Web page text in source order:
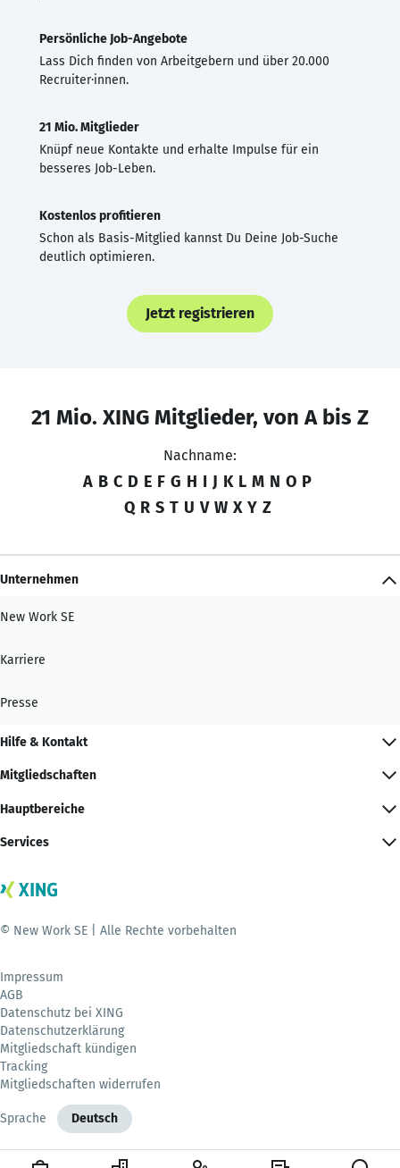
Persönliche Job-Angebote
Lass Dich finden von Arbeitgebern und über 20.000
Recruiter·innen.
21 Mio. Mitglieder
Knüpf neue Kontakte und erhalte Impulse für ein
besseres Job-Leben.
Kostenlos profitieren
Schon als Basis-Mitglied kannst Du Deine Job-Suche
deutlich optimieren.
Jetzt registrieren
21 Mio. XING Mitglieder, von A bis Z
Nachname:
A B C D E F G H I J K L M N O P
Q R S T U V W X Y Z
Unternehmen
New Work SE
Karriere
Presse
Hilfe & Kontakt
Mitgliedschaften
Hauptbereiche
Services
© New Work SE | Alle Rechte vorbehalten
Impressum
AGB
Datenschutz bei XING
Datenschutzerklärung
Mitgliedschaft kündigen
Tracking
Mitgliedschaften widerrufen
Sprache Deutsch